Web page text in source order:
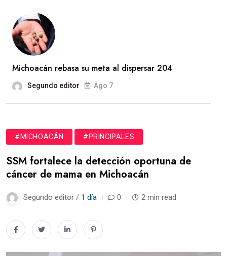
Michoacán rebasa su meta al dispersar 204
Segundo editor Ago 7
#MICHOACÁN #PRINCIPALES
SSM fortalece la detección oportuna de
cáncer de mama en Michoacán
Segundo editor / 1 día 0 2 min read